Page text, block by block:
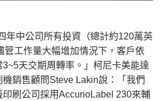
年中公司所有投資（總計約120萬英
管工作量大幅增加情況下，客戶依
天交期周轉率。」柯尼卡美能達
銷售顧問Steve Lakin說：「我們
刷公司採用AccurioLabel 230來輔